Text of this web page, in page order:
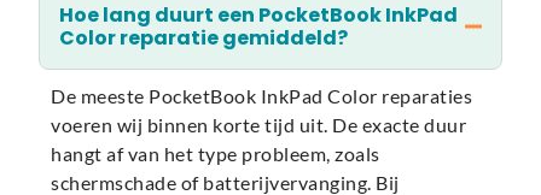
Hoe lang duurt een PocketBook InkPad
Color reparatie gemiddeld?
De meeste PocketBook InkPad Color reparaties
voeren wij binnen korte tijd uit. De exacte duur
hangt af van het type probleem, zoals
schermschade of batterijvervanging. Bij